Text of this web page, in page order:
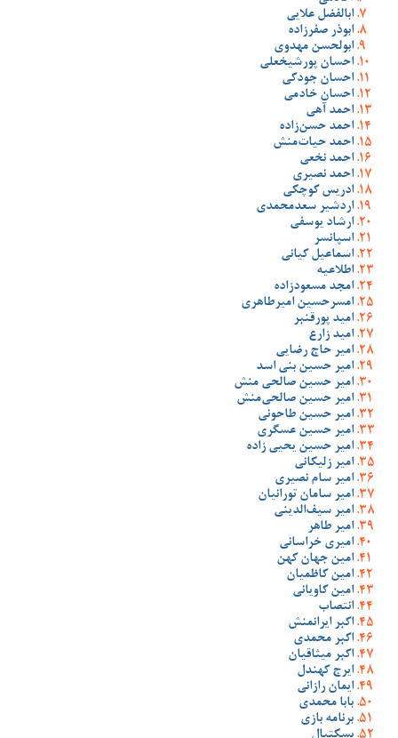
ابالفضل علایی
ابوذر صفرزاده
ابولحسن مهدوی
احسان پورشیخعلی
احسان جودکی
احسان خادمی
احمد آهی
احمد حسن‌زاده
احمد حیات‌منش
احمد نخعی
احمد نصیری
ادریس کوچکی
اردشیر سعدمحمدی
ارشاد یوسفی
اسپانسر
اسماعیل کیانی
اطلاعیه
امجد مسعودزاده
امسرحسین امیرطاهری
امید پورقنبر
امید زارع
امیر حاج رضایی
امیر حسین بنی اسد
امیر حسین صالحی منش
امیر حسین صالحی‌منش
امیر حسین طاحونی
امیر حسین عسگری
امیر حسین یحیی زاده
امیر زلیکانی
امیر سام نصیری
امیر سامان تورانیان
امیر سیف‌الدینی
امیر طاهر
امیری خراسانی
امین جهان کهن
امین کاظمیان
امین کاویانی
انتصاب
اکبر ایرانمنش
اکبر محمدی
اکبر میثاقیان
ایرج کهندل
ایمان رازانی
بابا محمدی
برنامه بازی